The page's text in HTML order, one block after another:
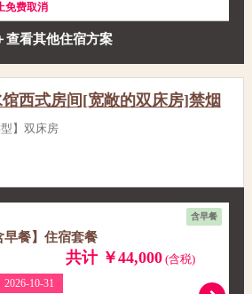
免费取消
查看其他住宿方案
西式房间[宽敞的双床房]禁烟
型】双床房
含早餐
早餐】住宿套餐
共计 ￥44,000(含税)
10-31